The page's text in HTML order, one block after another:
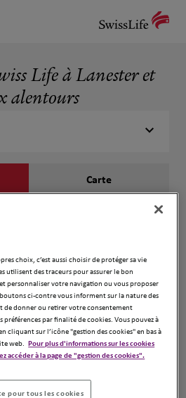
Life à Lanester et
alentours
Carte
Numéro
Voir plus
choix, c’est aussi choisir de protéger sa vie
utilisent des traceurs pour assurer le bon
personnaliser votre navigation ou vous proposer
ci-contre vous informent sur la nature des
de donner ou retirer votre consentement
par finalité de cookies. Vous pouvez à
cliquant sur l’icône "gestion des cookies" en bas à
web. Pour plus d'informations sur les cookies
accéder à la page de "gestion des cookies".
pour tous les cookies